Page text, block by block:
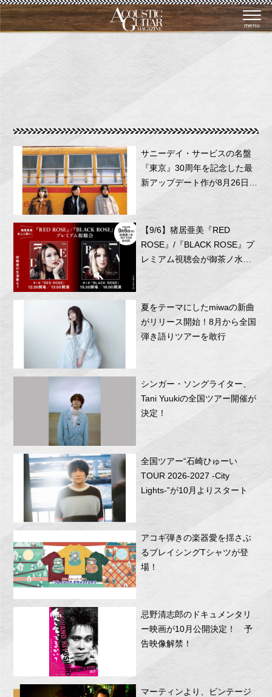
menu
サニーデイ・サービスの名盤
『東京』30周年を記念した最
新アップデート作が8月26日に
【9/6】猪居亜美『RED
ROSE』/『BLACK ROSE』プ
レミアム視聴会が御茶ノ水
夏をテーマにしたmiwaの新曲
がリリース開始！8月から全国
弾き語りツアーを敢行
シンガー・ソングライター、
Tani Yuukiの全国ツアー開催が
決定！
全国ツアー“石崎ひゅーい
TOUR 2026-2027 -City
Lights-”が10月よりスタート
アコギ弾きの楽器愛を揺さぶ
るブレイシングTシャツが登
場！
忌野清志郎のドキュメンタリ
ー映画が10月公開決定！ 予
告映像解禁！
マーティンより、ビンテージ